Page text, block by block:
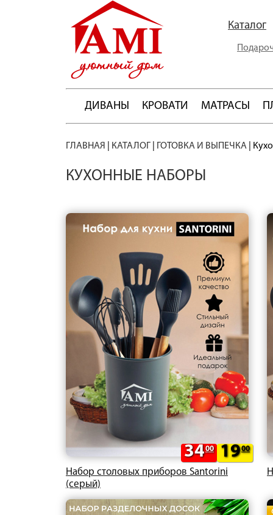
Каталог
ДИВАНЫ КРОВАТИ МАТРАСЫ
ГЛАВНАЯ КАТАЛОГ ГОТОВКА И ВЫПЕЧКА
КУХОННЫЕ НАБОРЫ
Набор столовых приборов Santorini
(серый)
3400 1900